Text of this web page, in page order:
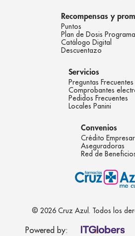
Recompensas y
Puntos
Plan de Dosis
Catálogo Digital
Descuentazo
Servicios
Preguntas Frecuentes
Comprobantes
Pedidos Frecuentes
Locales Panini
Convenios
Crédito
Aseguradoras
Red de
© 2026 Cruz Azul. Todos los
Powered by: